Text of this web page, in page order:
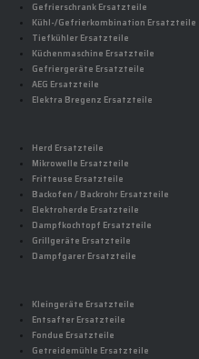
Gefrierschrank Ersatzteile
Kühl-/Gefrierkombination Ersatzteile
Tiefkühler Ersatzteile
Küchenmaschine Ersatzteile
Gefriergeräte Ersatzteile
AEG Ersatzteile
Elektra Bregenz Ersatzteile
Herd Ersatzteile
Mikrowelle Ersatzteile
Fritteuse Ersatzteile
Backofen / Backrohr Ersatzteile
Elektroherde Ersatzteile
Dampfkochtopf Ersatzteile
Grillgeräte Ersatzteile
Dampfgarer Ersatzteile
Kleingeräte Ersatzteile
Entsafter Ersatzteile
Fondue Ersatzteile
Getreidemühle Ersatzteile